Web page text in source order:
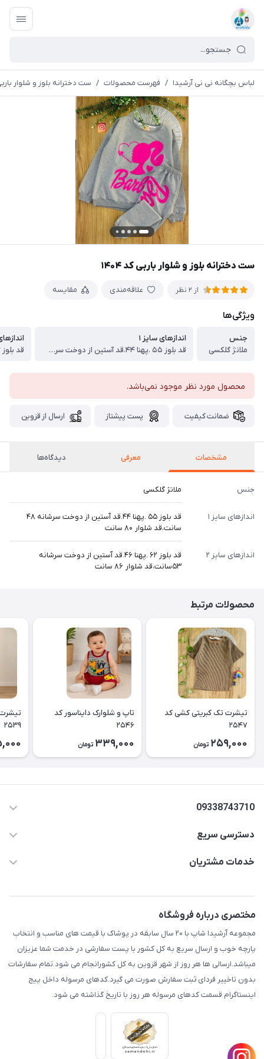
لباس بچگانه نی نی آرشیدا / فهرست محصولات / ست دخترانه بلوز و شلوار باربی
ست دخترانه بلوز و شلوار باربی کد ۱۴۰۴
از 2 نظر علاقه‌مندی مقایسه
ویژگی‌ها
جنس
ملانژ گلکسی
اندازهای سایز ۱
قد بلوز ۵۵ .پهنا ۴۴.قد آستین از دوخت سرشانه ۴۸ سانت،قد شلوار ۸۰ سانت
محصول مورد نظر موجود نمی‌باشد.
ضمانت کیفیت پست پیشتاز ارسال از قزوین
مشخصات معرفی دیدگاه‌ها
جنس ملانژ گلکسی
اندازهای سایز ۱
قد بلوز ۵۵ .پهنا ۴۴.قد آستین از دوخت سرشانه ۴۸
سانت،قد شلوار ۸۰ سانت
اندازهای سایز ۲
قد بلوز ۶۲ .پهنا ۴۶.قد آستین از دوخت سرشانه
۵۳سانت،قد شلوار ۸۶ سانت
محصولات مرتبط
تیشرت تک کبریتی کشی کد
۲۵۴۷
259,000 تومان
تاپ و شلوارک دایناسور کد
۲۵۴۶
339,000 تومان
۲۵۳۹
09338743710
دسترسی سریع
حساب کاربری
لیست محصولات
درباره ما
تماس با ما
خدمات مشتریان
مختصری درباره فروشگاه
مجموعه آرشیدا شاپ با ۲۰ سال سابقه در پوشاک با قیمت های مناسب و انتخاب
پارچه خوب و ارسال سریع به کل کشور با پست سفارشی در خدمت شما عزیزان
میباشد.ارسالی ها هر روز از شهر قزوین به کل کشورانجام می شود.تمام سفارشات
بدون تاخییر فردای ثبت سفارش صورت می گیرد.کدهای مرسوله داخل پیج
اینستاگرام قسمت کدهای مرسوله هر روز با تاریخ گذاشته می شود.